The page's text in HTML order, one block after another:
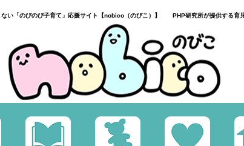
ない「のびのび子育て」応援サイト【nobico（のびこ）】 PHP研究所が提供する育